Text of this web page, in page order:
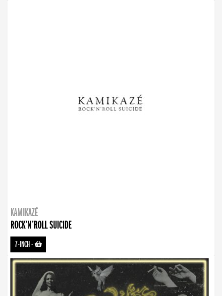
KAMIKAZÉ
ROCK’N’ROLL SUICIDE
7-INCH-